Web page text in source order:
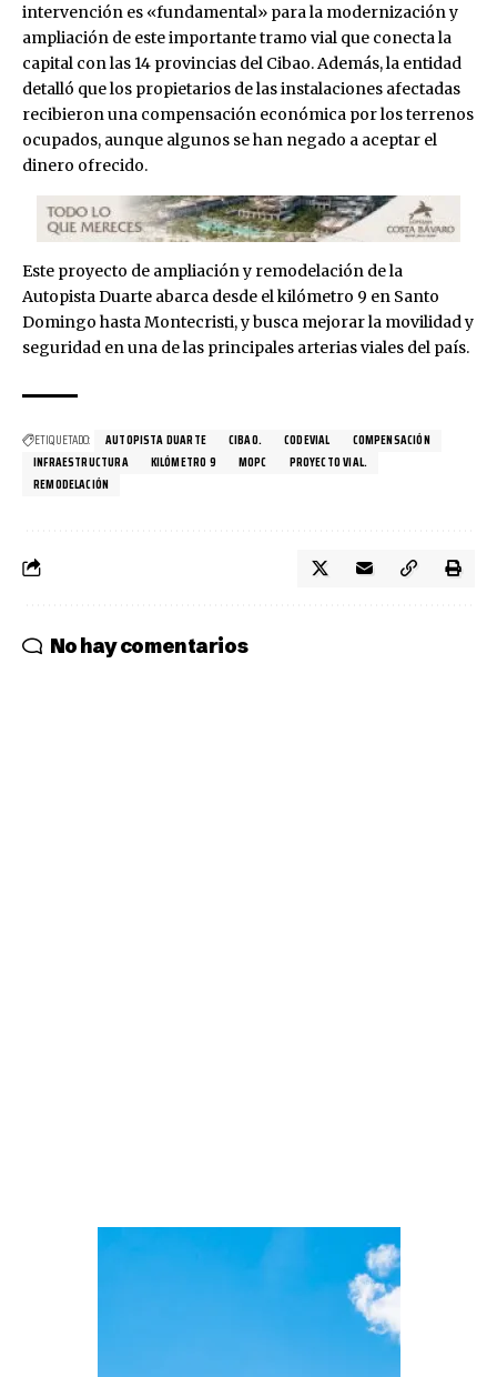
intervención es «fundamental» para la modernización y
ampliación de este importante tramo vial que conecta la
capital con las 14 provincias del Cibao. Además, la entidad
detalló que los propietarios de las instalaciones afectadas
recibieron una compensación económica por los terrenos
ocupados, aunque algunos se han negado a aceptar el
dinero ofrecido.
Este proyecto de ampliación y remodelación de la
Autopista Duarte abarca desde el kilómetro 9 en Santo
Domingo hasta Montecristi, y busca mejorar la movilidad y
seguridad en una de las principales arterias viales del país.
ETIQUETADO: AUTOPISTA DUARTE CIBAO. CODEVIAL
COMPENSACIÓN
INFRAESTRUCTURA
KILÓMETRO 9 MOPC
PROYECTO VIAL.
REMODELACIÓN
No hay comentarios